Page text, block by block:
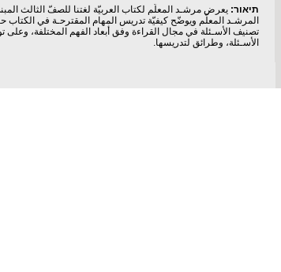
תיאור: ﻳﻌﺮض مرشـد المعلّم لكتاب العربيّة لغتنا للصفّ الثالث
المرشـد المعلّم ويوضّح كيفيّة تدريس المهام المقترحـة في اﻟﻜﺘﺎب
ﺗﺼﻨﻴﻒ الأسـئلة في مجال اﻟﻘﺮاءة وفق أبعاد الفهم المختلفة،
الأسـئلة، وطرائق لتدريسها.